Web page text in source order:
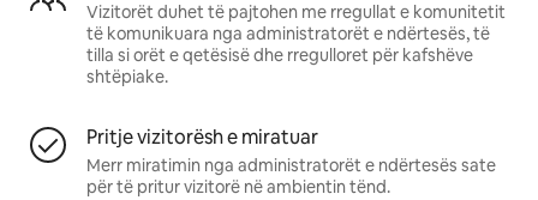
Vizitorët duhet të pajtohen me rregullat e komunitetit
të komunikuara nga administratorët e ndërtesës, të
tilla si orët e qetësisë dhe rregulloret për kafshëve
shtëpiake.
Pritje vizitorësh e miratuar
Merr miratimin nga administratorët e ndërtesës sate
për të pritur vizitorë në ambientin tënd.